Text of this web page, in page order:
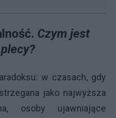
Czym jest
w czasach, gdy
jako najwyższa
osoby ujawniające